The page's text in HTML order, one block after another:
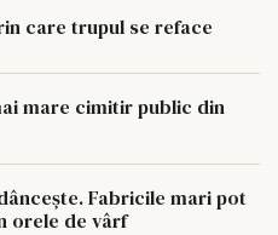
care trupul se reface
mare cimitir public din
Fabricile mari pot
orele de vârf